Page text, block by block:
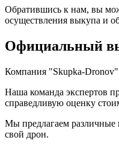
Обратившись к нам, вы
осуществления выкупа и
Официальный
Компания "Skupka-Dronov"
Наша команда экспертов
справедливую оценку
Мы предлагаем различные
свой дрон.